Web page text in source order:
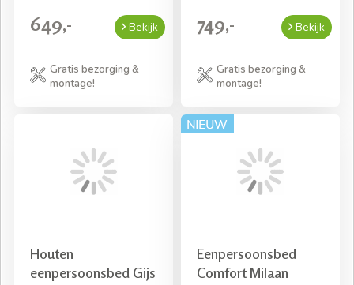
649,- Bekijk
Gratis bezorging &
montage!
749,- Bekijk
Gratis bezorging &
montage!
Houten
eenpersoonsbed Gijs
Eenpersoonsbed
Comfort Milaan